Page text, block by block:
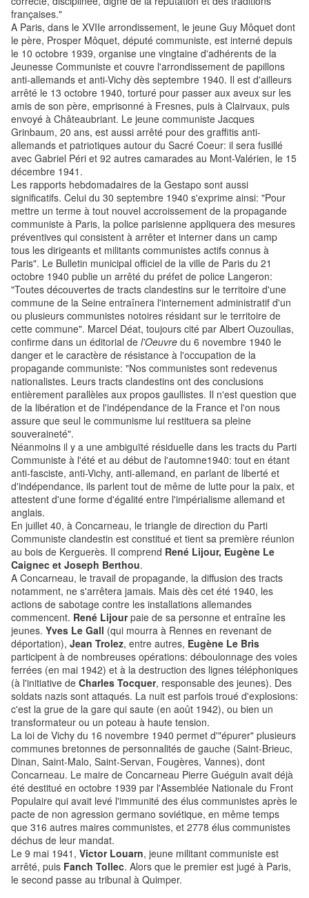
françaises."
A Paris, dans le XVIIe arrondissement, le jeune Guy Môquet dont
le père, Prosper Môquet, député communiste, est interné depuis
le 10 octobre 1939, organise une vingtaine d'adhérents de la
Jeunesse Communiste et couvre l'arrondissement de papillons
anti-allemands et anti-Vichy dès septembre 1940. Il est d'ailleurs
arrêté le 13 octobre 1940, torturé pour passer aux aveux sur les
amis de son père, emprisonné à Fresnes, puis à Clairvaux, puis
envoyé à Châteaubriant. Le jeune communiste Jacques
Grinbaum, 20 ans, est aussi arrêté pour des graffitis anti-
allemands et patriotiques autour du Sacré Coeur: il sera fusillé
avec Gabriel Péri et 92 autres camarades au Mont-Valérien, le 15
décembre 1941.
Les rapports hebdomadaires de la Gestapo sont aussi
significatifs. Celui du 30 septembre 1940 s'exprime ainsi: "Pour
mettre un terme à tout nouvel accroissement de la propagande
communiste à Paris, la police parisienne appliquera des mesures
préventives qui consistent à arrêter et interner dans un camp
tous les dirigeants et militants communistes actifs connus à
Paris". Le Bulletin municipal officiel de la ville de Paris du 21
octobre 1940 publie un arrêté du préfet de police Langeron:
"Toutes découvertes de tracts clandestins sur le territoire d'une
commune de la Seine entraînera l'internement administratif d'un
ou plusieurs communistes notoires résidant sur le territoire de
cette commune". Marcel Déat, toujours cité par Albert Ouzoulias,
confirme dans un éditorial de l'Oeuvre du 6 novembre 1940 le
danger et le caractère de résistance à l'occupation de la
propagande communiste: "Nos communistes sont redevenus
nationalistes. Leurs tracts clandestins ont des conclusions
entièrement parallèles aux propos gaullistes. Il n'est question que
de la libération et de l'indépendance de la France et l'on nous
assure que seul le communisme lui restituera sa pleine
souveraineté".
Néanmoins il y a une ambiguïté résiduelle dans les tracts du Parti
Communiste à l'été et au début de l'automne1940: tout en étant
anti-fasciste, anti-Vichy, anti-allemand, en parlant de liberté et
d'indépendance, ils parlent tout de même de lutte pour la paix, et
attestent d'une forme d'égalité entre l'impérialisme allemand et
anglais.
En juillet 40, à Concarneau, le triangle de direction du Parti
Communiste clandestin est constitué et tient sa première réunion
au bois de Kerguerès. Il comprend René Lijour, Eugène Le
Caignec et Joseph Berthou.
A Concarneau, le travail de propagande, la diffusion des tracts
notamment, ne s'arrêtera jamais. Mais dès cet été 1940, les
actions de sabotage contre les installations allemandes
commencent. René Lijourpaie de sa personne et entraîne les
jeunes. Yves Le Gall (qui mourra à Rennes en revenant de
déportation), Jean Trolez, entre autres, Eugène Le Bris
participent à de nombreuses opérations: déboulonnage des voies
ferrées (en mai 1942) et à la destruction des lignes téléphoniques
(à l'initiative de Charles Tocquer, responsable des jeunes). Des
soldats nazis sont attaqués. La nuit est parfois troué d'explosions:
c'est la grue de la gare qui saute (en août 1942), ou bien un
transformateur ou un poteau à haute tension.
La loi de Vichy du 16 novembre 1940 permet d'"épurer" plusieurs
communes bretonnes de personnalités de gauche (Saint-Brieuc,
Dinan, Saint-Malo, Saint-Servan, Fougères, Vannes), dont
Concarneau. Le maire de Concarneau Pierre Guéguin avait déjà
été destitué en octobre 1939 par l'Assemblée Nationale du Front
Populaire qui avait levé l'immunité des élus communistes après le
pacte de non agression germano soviétique, en même temps
que 316 autres maires communistes, et 2778 élus communistes
déchus de leur mandat.
Le 9 mai 1941, Victor Louarn, jeune militant communiste est
arrêté, puis Fanch Tollec. Alors que le premier est jugé à Paris,
le second passe au tribunal à Quimper.